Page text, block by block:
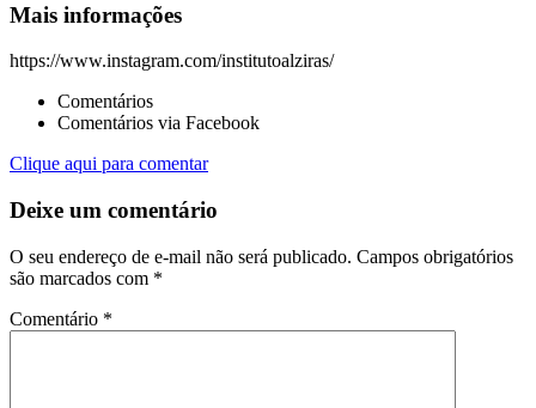
Mais informações
https://www.instagram.com/institutoalziras/
Comentários
Comentários via Facebook
Clique aqui para comentar
Deixe um comentário
O seu endereço de e-mail não será publicado. Campos obrigatórios
são marcados com *
Comentário *